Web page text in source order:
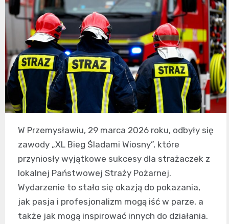
W Przemysławiu, 29 marca 2026 roku, odbyły się
zawody „XL Bieg Śladami Wiosny”, które
przyniosły wyjątkowe sukcesy dla strażaczek z
lokalnej Państwowej Straży Pożarnej.
Wydarzenie to stało się okazją do pokazania,
jak pasja i profesjonalizm mogą iść w parze, a
także jak mogą inspirować innych do działania.